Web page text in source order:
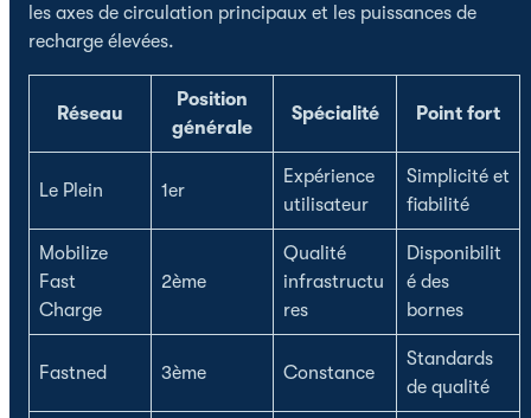
les axes de circulation principaux et les puissances de
recharge élevées.
Réseau
Position
générale
Spécialité Point fort
Le Plein 1er
Expérience
utilisateur
Simplicité et
fiabilité
Mobilize
Fast
Charge
2ème
Qualité
infrastructu
res
Disponibilit
é des
bornes
Fastned 3ème Constance
Standards
de qualité